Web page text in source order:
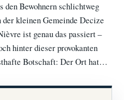
den Bewohnern schlichtweg
kleinen Gemeinde Decize
ist genau das passiert –
hinter dieser provokanten
Botschaft: Der Ort hat…